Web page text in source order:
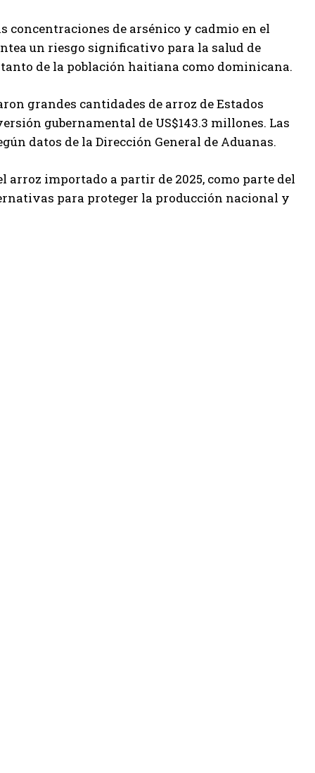
concentraciones de arsénico y cadmio en el
un riesgo significativo para la salud de
de la población haitiana como dominicana.
grandes cantidades de arroz de Estados
gubernamental de US$143.3 millones. Las
datos de la Dirección General de Aduanas.
importado a partir de 2025, como parte del
para proteger la producción nacional y